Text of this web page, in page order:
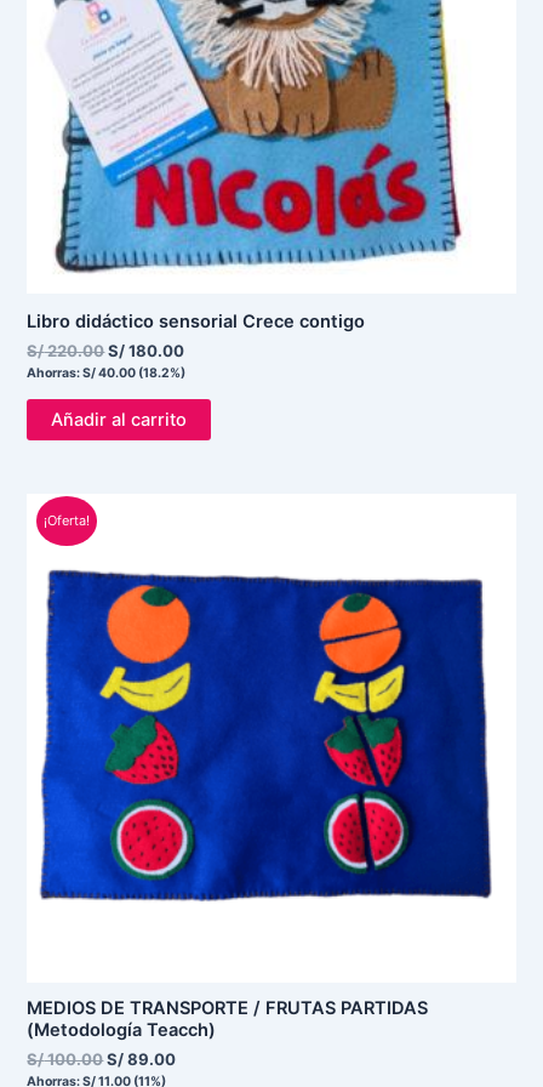
Libro didáctico sensorial Crece contigo
S/220.00S/180.00
Ahorras:S/40.00 (18.2%)
Añadir al carrito
¡Oferta!
MEDIOS DE TRANSPORTE / FRUTAS PARTIDAS
(Metodología Teacch)
S/100.00
S/ 100.00.
S/89.00
S/ 89.00.
Ahorras:S/11.00 (11%)